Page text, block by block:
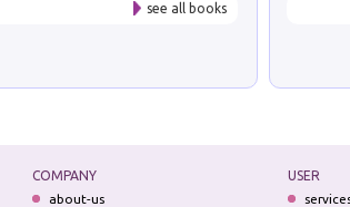
see all books
COMPANY
about-us
USER